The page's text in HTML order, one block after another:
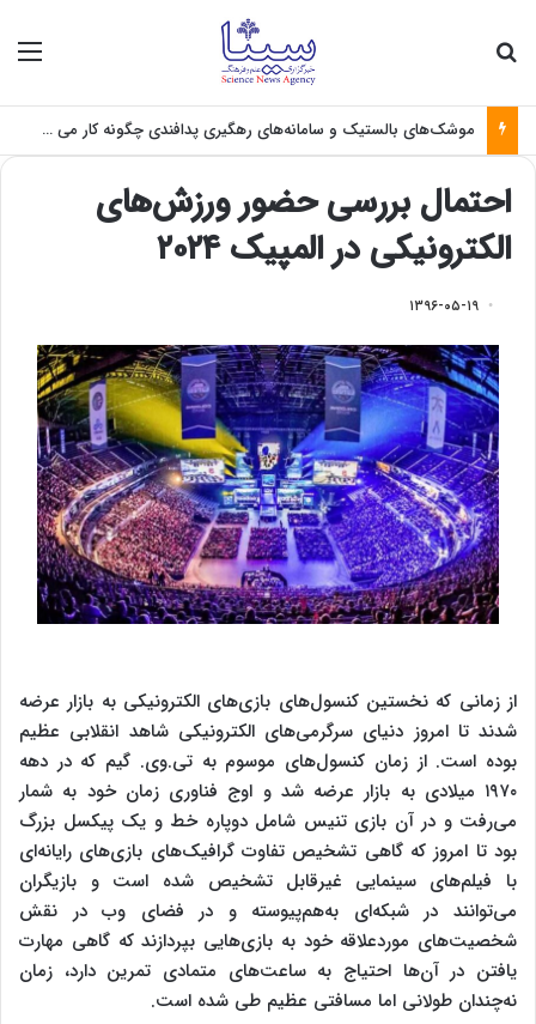
موشک‌های بالستیک و سامانه‌های رهگیری پدافندی چگونه کار می کنند؟
احتمال بررسی حضور ورزش‌های
الکترونیکی در المپیک ۲۰۲۴
۱۳۹۶-۰۵-۱۹
از زمانی که نخستین کنسول‌های بازی‌های الکترونیکی به بازار عرضه
شدند تا امروز دنیای سرگرمی‌های الکترونیکی شاهد انقلابی عظیم
بوده است. از زمان کنسول‌های موسوم به تی.وی. گیم که در دهه
۱۹۷۰ میلادی به بازار عرضه شد و اوج فناوری زمان خود به شمار
می‌رفت و در آن بازی تنیس شامل دوپاره خط و یک پیکسل بزرگ
بود تا امروز که گاهی تشخیص تفاوت گرافیک‌های بازی‌های رایانه‌ای
با فیلم‌های سینمایی غیرقابل تشخیص شده است و بازیگران
می‌توانند در شبکه‌ای به‌هم‌پیوسته و در فضای وب در نقش
شخصیت‌های موردعلاقه خود به بازی‌هایی بپردازند که گاهی مهارت
یافتن در آن‌ها احتیاج به ساعت‌های متمادی تمرین دارد، زمان
نه‌چندان طولانی اما مسافتی عظیم طی شده است.